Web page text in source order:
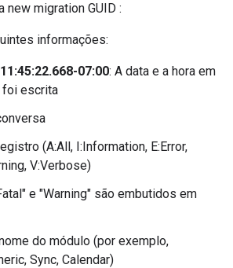
new migration GUID :
informações:
07:00: A data e a hora em
foi escrita
(A:All, I:Information, E:Error,
V:Verbose)
e "Warning" são embutidos em
do módulo (por exemplo,
Sync, Calendar)